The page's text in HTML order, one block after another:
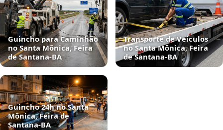
Guincho para Caminhão
no Santa Mônica, Feira
de Santana‑BA
Transporte de Veículos
no Santa Mônica, Feira
de Santana‑BA
Guincho 24h no Santa
Mônica, Feira de
Santana‑BA